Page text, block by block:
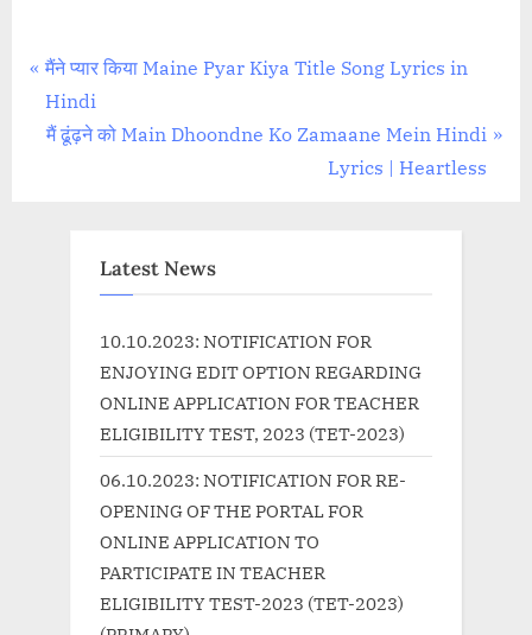
Post
navigation
P
r
e
मैंने प्यार किया Maine Pyar Kiya Title Song Lyrics in
Hindi
N
मैं ढूंढ़ने को Main Dhoondne Ko Zamaane Mein Hindi
Lyrics | Heartless
Latest News
10.10.2023: NOTIFICATION FOR
ENJOYING EDIT OPTION REGARDING
ONLINE APPLICATION FOR TEACHER
ELIGIBILITY TEST, 2023 (TET-2023)
06.10.2023: NOTIFICATION FOR RE-
OPENING OF THE PORTAL FOR
ONLINE APPLICATION TO
PARTICIPATE IN TEACHER
ELIGIBILITY TEST-2023 (TET-2023)